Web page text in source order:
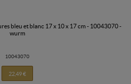
wurm
10043070
22,49 €